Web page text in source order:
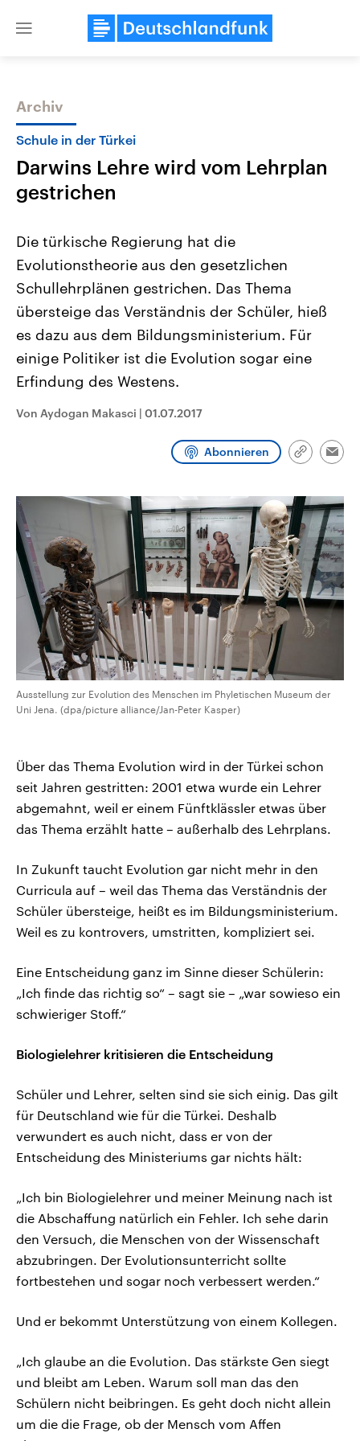
Close
Themen
Landtagswahl Sachsen-Anhalt
2026
Alle Informationen
Sachsen-Anhalt wählt am 6.
September 2026 einen neuen
Landtag. Seit 2021 wird das
Bundesland von einer Koalition aus
CDU, SPD und FDP regiert.-
Umfragen, Prognosen,
und Hintergründe zu den Parteien
und Kandidaten der anstehenden
USA
Aktuelle Beiträge,
Hintergründe
Wirtschaftlich und
gehören die Vereinigten
den mächtigsten Ländern
mit großem Einfluss auf
aktuelle Weltgeschehen.
Sendungen Programm
Archiv
Schule in der Türkei
Darwins Lehre wird vom Lehrplan
gestrichen
Die türkische Regierung hat die
Evolutionstheorie aus den gesetzlichen
Schullehrplänen gestrichen. Das Thema
übersteige das Verständnis der Schüler, hieß
es dazu aus dem Bildungsministerium. Für
einige Politiker ist die Evolution sogar eine
Erfindung des Westens.
Von Aydogan Makasci | 01.07.2017
Abonnieren
Link
Ausstellung zur Evolution des Menschen im Phyletischen Museum der
Uni Jena. (dpa/picture alliance/Jan-Peter Kasper)
Über das Thema Evolution wird in der Türkei schon
seit Jahren gestritten: 2001 etwa wurde ein Lehrer
abgemahnt, weil er einem Fünftklässler etwas über
das Thema erzählt hatte – außerhalb des Lehrplans.
In Zukunft taucht Evolution gar nicht mehr in den
Curricula auf – weil das Thema das Verständnis der
Schüler übersteige, heißt es im Bildungsministerium.
Weil es zu kontrovers, umstritten, kompliziert sei.
Eine Entscheidung ganz im Sinne dieser Schülerin:
„Ich finde das richtig so“ – sagt sie – „war sowieso ein
schwieriger Stoff.“
Biologielehrer kritisieren die Entscheidung
Schüler und Lehrer, selten sind sie sich einig. Das gilt
für Deutschland wie für die Türkei. Deshalb
verwundert es auch nicht, dass er von der
Entscheidung des Ministeriums gar nichts hält:
„Ich bin Biologielehrer und meiner Meinung nach ist
die Abschaffung natürlich ein Fehler. Ich sehe darin
den Versuch, die Menschen von der Wissenschaft
abzubringen. Der Evolutionsunterricht sollte
fortbestehen und sogar noch verbessert werden.“
Und er bekommt Unterstützung von einem Kollegen.
„Ich glaube an die Evolution. Das stärkste Gen siegt
und bleibt am Leben. Warum soll man das den
Schülern nicht beibringen. Es geht doch nicht allein
um die die Frage, ob der Mensch vom Affen